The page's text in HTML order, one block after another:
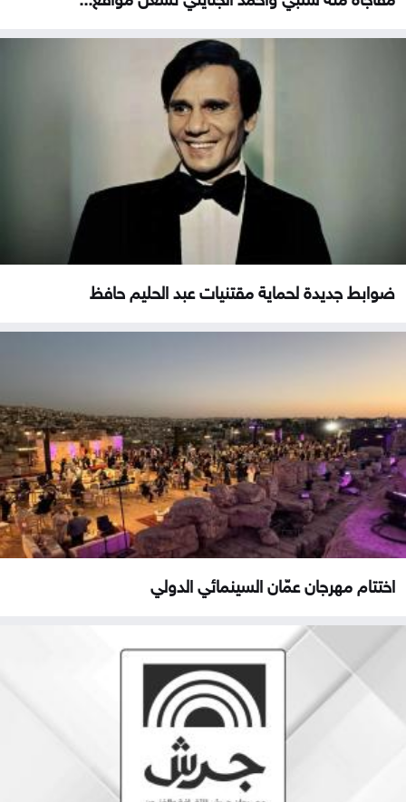
ضوابط جديدة لحماية مقتنيات عبد الحليم حافظ
اختتام مهرجان عمّان السينمائي الدولي